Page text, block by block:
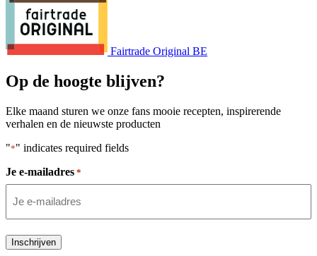
Fairtrade Original BE
Op de hoogte blijven?
Elke maand sturen we onze fans mooie recepten, inspirerende
verhalen en de nieuwste producten
"*" indicates required fields
Je e-mailadres *
Inschrijven